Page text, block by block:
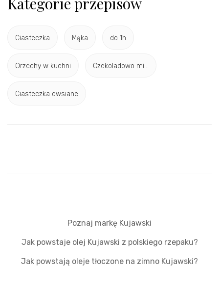
Ciasteczka Mąka do 1h
Orzechy w kuchni Czekoladowo mi...
Ciasteczka owsiane
Poznaj markę Kujawski
Jak powstaje olej Kujawski z polskiego rzepaku?
Jak powstają oleje tłoczone na zimno Kujawski?